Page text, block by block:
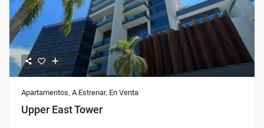
Apartamentos,A Estrenar, En Venta
Upper East Tower